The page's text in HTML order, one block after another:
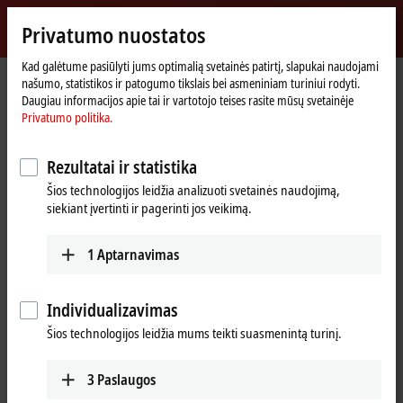
Beckhoff
-
New
Automation
Technology
Pradinis
puslapis
Įmonė
Naujienos
Technology studies on new communication topologies
Paspaudus Sutinku, rodome vaizdo įrašą ir koreguojame privatumo
Apr 27, 2018
Privatumo nuostatos
Kad galėtume pasiūlyti jums optimalią svetainės patirtį, slapukai naudojami
našumo, statistikos ir patogumo tikslais bei asmeniniam turiniui rodyti.
Daugiau informacijos apie tai ir vartotojo teises rasite mūsų svetainėje
Privatumo politika.
Rezultatai ir statistika
Šios technologijos leidžia analizuoti svetainės naudojimą,
siekiant įvertinti ir pagerinti jos veikimą.
1 Aptarnavimas
Individualizavimas
Šios technologijos leidžia mums teikti suasmenintą turinį.
3 Paslaugos